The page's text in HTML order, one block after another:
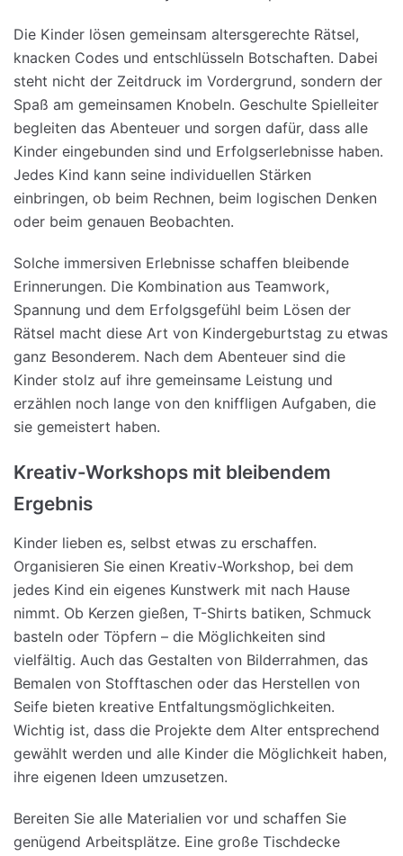
Die Kinder lösen gemeinsam altersgerechte Rätsel,
knacken Codes und entschlüsseln Botschaften. Dabei
steht nicht der Zeitdruck im Vordergrund, sondern der
Spaß am gemeinsamen Knobeln. Geschulte Spielleiter
begleiten das Abenteuer und sorgen dafür, dass alle
Kinder eingebunden sind und Erfolgserlebnisse haben.
Jedes Kind kann seine individuellen Stärken
einbringen, ob beim Rechnen, beim logischen Denken
oder beim genauen Beobachten.
Solche immersiven Erlebnisse schaffen bleibende
Erinnerungen. Die Kombination aus Teamwork,
Spannung und dem Erfolgsgefühl beim Lösen der
Rätsel macht diese Art von Kindergeburtstag zu etwas
ganz Besonderem. Nach dem Abenteuer sind die
Kinder stolz auf ihre gemeinsame Leistung und
erzählen noch lange von den kniffligen Aufgaben, die
sie gemeistert haben.
Kreativ-Workshops mit bleibendem
Ergebnis
Kinder lieben es, selbst etwas zu erschaffen.
Organisieren Sie einen Kreativ-Workshop, bei dem
jedes Kind ein eigenes Kunstwerk mit nach Hause
nimmt. Ob Kerzen gießen, T-Shirts batiken, Schmuck
basteln oder Töpfern – die Möglichkeiten sind
vielfältig. Auch das Gestalten von Bilderrahmen, das
Bemalen von Stofftaschen oder das Herstellen von
Seife bieten kreative Entfaltungsmöglichkeiten.
Wichtig ist, dass die Projekte dem Alter entsprechend
gewählt werden und alle Kinder die Möglichkeit haben,
ihre eigenen Ideen umzusetzen.
Bereiten Sie alle Materialien vor und schaffen Sie
genügend Arbeitsplätze. Eine große Tischdecke